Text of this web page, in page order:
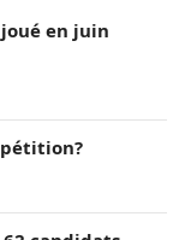
en juin